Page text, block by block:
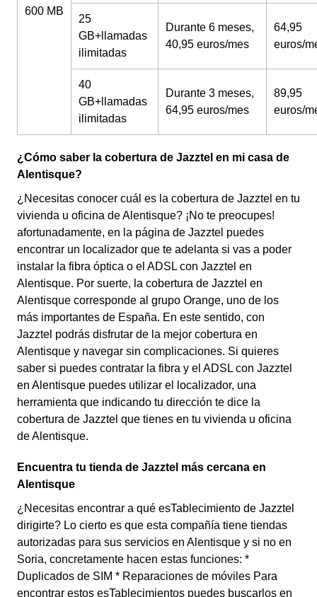
600 MB
25
GB+llamadas
ilimitadas
Durante 6 meses,
40,95 euros/mes
64,95
euros/
40
GB+llamadas
ilimitadas
Durante 3 meses,
64,95 euros/mes
89,95
euros/
¿Cómo saber la cobertura de Jazztel en mi casa de
Alentisque?
¿Necesitas conocer cuál es la cobertura de Jazztel en tu
vivienda u oficina de Alentisque? ¡No te preocupes!
afortunadamente, en la página de Jazztel puedes
encontrar un localizador que te adelanta si vas a poder
instalar la fibra óptica o el ADSL con Jazztel en
Alentisque. Por suerte, la cobertura de Jazztel en
Alentisque corresponde al grupo Orange, uno de los
más importantes de España. En este sentido, con
Jazztel podrás disfrutar de la mejor cobertura en
Alentisque y navegar sin complicaciones. Si quieres
saber si puedes contratar la fibra y el ADSL con Jazztel
en Alentisque puedes utilizar el localizador, una
herramienta que indicando tu dirección te dice la
cobertura de Jazztel que tienes en tu vivienda u oficina
de Alentisque.
Encuentra tu tienda de Jazztel más cercana en
Alentisque
¿Necesitas encontrar a qué esTablecimiento de Jazztel
dirigirte? Lo cierto es que esta compañía tiene tiendas
autorizadas para sus servicios en Alentisque y si no en
Soria, concretamente hacen estas funciones: *
Duplicados de SIM * Reparaciones de móviles Para
encontrar estos esTablecimientos puedes buscarlos en